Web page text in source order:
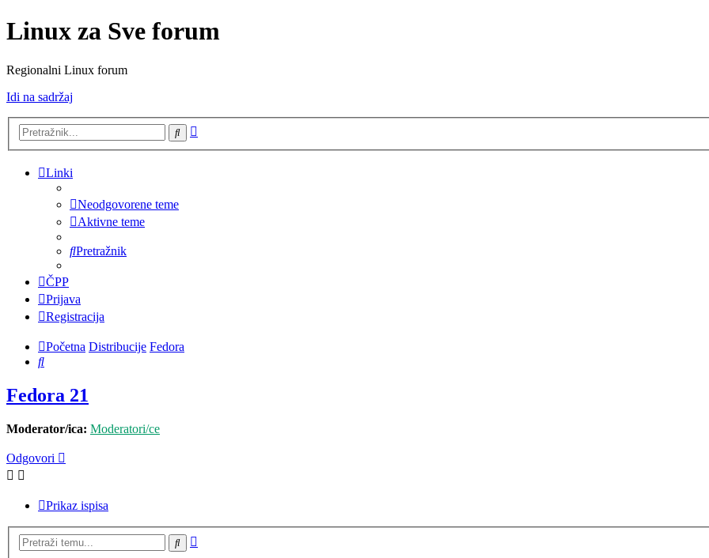
Linux za Sve forum
Regionalni Linux forum
Idi na sadržaj
Pretražnik
Linki
Neodgovorene teme
Aktivne teme
Pretražnik
ČPP
Prijava
Registracija
Početna Distribucije Fedora
Pretražnik
Fedora 21
Moderator/ica: Moderatori/ce
Odgovori
Prikaz ispisa
Pretražnik